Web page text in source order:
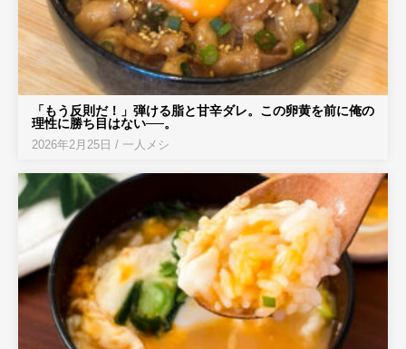
「もう反則だ！」弾ける脂と甘辛ダレ。この卵黄を前に俺の
理性に勝ち目はない──。
2026年2月25日 / 一人メシ